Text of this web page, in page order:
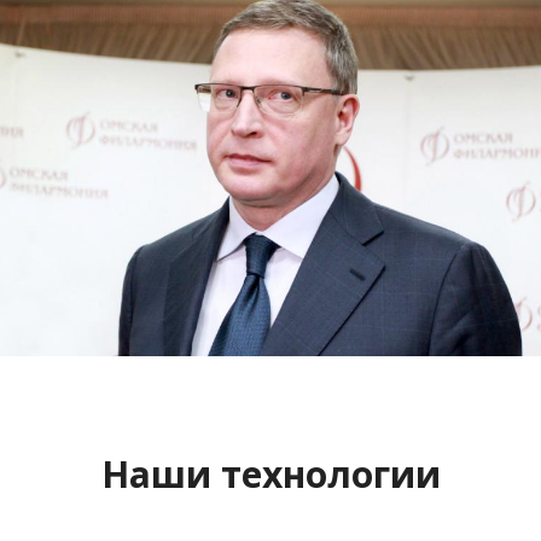
Сайт кандидата в губернаторы
Буркова Александра Леонидовича
Смотреть проект
Наши технологии